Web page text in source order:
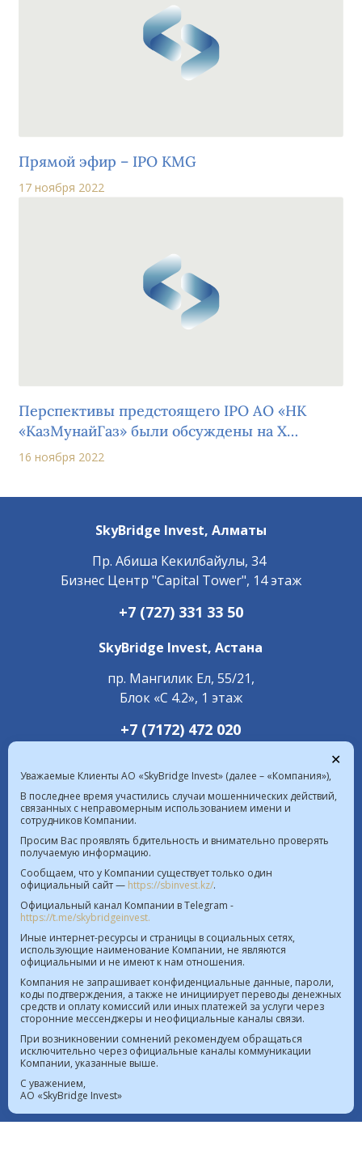
Прямой эфир – IPO KMG
17 ноября 2022
Перспективы предстоящего IPO АО «НК
«КазМунайГаз» были обсуждены на Х
Конгрессе финансистов Казахстана в рамках
16 ноября 2022
SkyBridge Invest, Алматы
Пр. ​Абиша Кекилбайулы, 34
Бизнес Центр "Capital Tower", 14 этаж
+7 (727) 331 33 50
SkyBridge Invest,Астана
пр. Мангилик Ел, 55/21,
Блок «С 4.2», 1 этаж
+7 (7172) 472 020
Курс валют в РК на 06.08.2026  |  $ 469.85 KZT
€ 542.16 KZT
Политика Информационной безопасности
Лицензия на осуществление деятельности на рынке
ценных бумаг №4.2.192/113 от 20.07.2016
Лицензия на осуществление деятельности на
территории МФЦА №112018-0012 от 21.11.2018
Реестр выданных, переоформленных лицензий на
осуществление деятельности на рынке ценных
бумаг
Лицензия на проведение банковских операций
✕
Уважаемые Клиенты АО «SkyBridge Invest» (далее – «Компания»),
В последнее время участились случаи мошеннических действий,
связанных с неправомерным использованием имени и
сотрудников Компании.
Просим Вас проявлять бдительность и внимательно проверять
получаемую информацию.
Сообщаем, что у Компании существует только один
официальный сайт — https://sbinvest.kz/.
Официальный канал Компании в Telegram -
https://t.me/skybridgeinvest.
Иные интернет-ресурсы и страницы в социальных сетях,
использующие наименование Компании, не являются
официальными и не имеют к нам отношения.
Компания не запрашивает конфиденциальные данные, пароли,
коды подтверждения, а также не инициирует переводы денежных
средств и оплату комиссий или иных платежей за услуги через
сторонние мессенджеры и неофициальные каналы связи.
При возникновении сомнений рекомендуем обращаться
исключительно через официальные каналы коммуникации
Компании, указанные выше.
С уважением,
АО «SkyBridge Invest»